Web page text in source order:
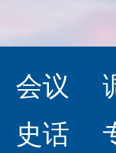
会议
史话